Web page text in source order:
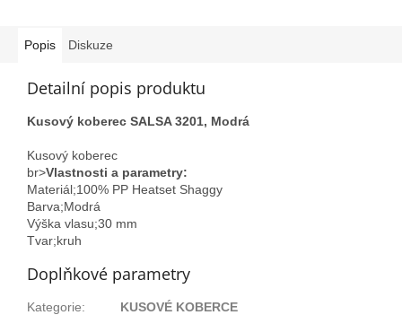
Popis Diskuze
Detailní popis produktu
Kusový koberec SALSA 3201, Modrá
Kusový koberec
br>Vlastnosti a parametry:
Materiál;100% PP Heatset Shaggy
Barva;Modrá
Výška vlasu;30 mm
Tvar;kruh
Doplňkové parametry
Kategorie:
KUSOVÉ KOBERCE